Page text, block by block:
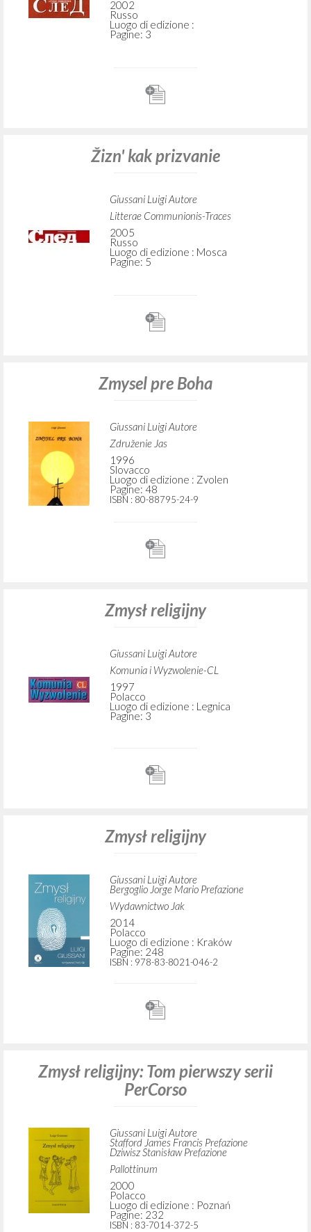
2002
Russo
Luogo di edizione :
Pagine: 3
Žizn' kak prizvanie
Giussani Luigi Autore
Litterae Communionis-Traces
2005
Russo
Luogo di edizione : Mosca
Pagine: 5
Zmysel pre Boha
Giussani Luigi Autore
Združenie Jas
1996
Slovacco
Luogo di edizione : Zvolen
Pagine: 48
ISBN : 80-88795-24-9
Zmysł religijny
Giussani Luigi Autore
Komunia i Wyzwolenie-CL
1997
Polacco
Luogo di edizione : Legnica
Pagine: 3
Zmysł religijny
Giussani Luigi Autore
Bergoglio Jorge Mario Prefazione
Wydawnictwo Jak
2014
Polacco
Luogo di edizione : Kraków
Pagine: 248
ISBN : 978-83-8021-046-2
Zmysł religijny: Tom pierwszy serii
PerCorso
Giussani Luigi Autore
Stafford James Francis Prefazione
Dziwisz Stanisław Prefazione
Pallottinum
2000
Polacco
Luogo di edizione : Poznań
Pagine: 232
ISBN : 83-7014-372-5